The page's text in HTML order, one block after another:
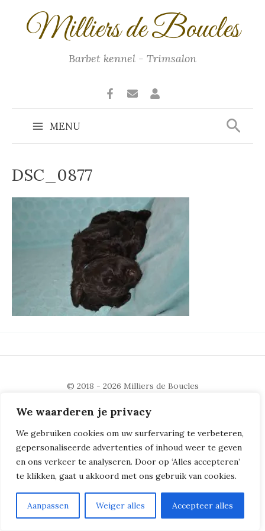
We waarderen je privacy
We gebruiken cookies om uw surfervaring te verbeteren,
gepersonaliseerde advertenties of inhoud weer te geven
en ons verkeer te analyseren. Door op ‘Alles accepteren’
te klikken, gaat u akkoord met ons gebruik van cookies.
Aanpassen Weiger alles Accepteer alles
Milliers de Boucles
Barbet kennel - Trimsalon
Main
Menu
MENU
DSC_0877
© 2018 - 2026 Milliers de Boucles